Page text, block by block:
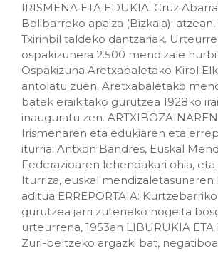
IRISMENA ETA EDUKIA: Cruz
Bolibarreko apaiza (Bizkaia); atzean,
Txirinbil taldeko dantzariak.
ospakizunera 2.500 mendizale
Ospakizuna Aretxabaletako Kirol
antolatu zuen. Aretxabaletako
batek eraikitako gurutzea 1928ko
inauguratu zen.
Irismenaren eta edukiaren eta
iturria: Antxon Bandres, Euskal
Federazioaren lehendakari ohia,
Iturriza, euskal mendizaletasunaren
aditua ERREPORTAIA:
gurutzea jarri zuteneko hogeita
urteurrena, 1953an LIBURUKIA ETA
Zuri-beltzeko argazki bat,